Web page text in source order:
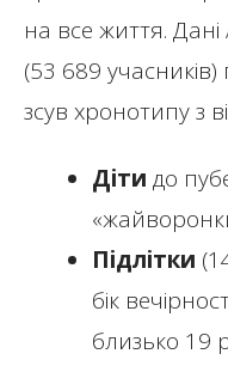
на все життя.
(53 689
зсув хронотипу з
Діти до
Підлітки
бік
близько 19